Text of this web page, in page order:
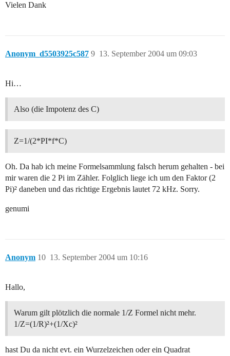
Vielen Dank
Anonym_d5503925c587 13. September 2004 um 09:03
9
Hi…
Also (die Impotenz des C)
Z=1/(2*PI*f*C)
Oh. Da hab ich meine Formelsammlung falsch herum gehalten - bei
mir waren die 2 Pi im Zähler. Folglich liege ich um den Faktor (2
Pi)² daneben und das richtige Ergebnis lautet 72 kHz. Sorry.
genumi
Anonym 13. September 2004 um 10:16
10
Hallo,
Warum gilt plötzlich die normale 1/Z Formel nicht mehr.
1/Z=(1/R)²+(1/Xc)²
hast Du da nicht evt. ein Wurzelzeichen oder ein Quadrat